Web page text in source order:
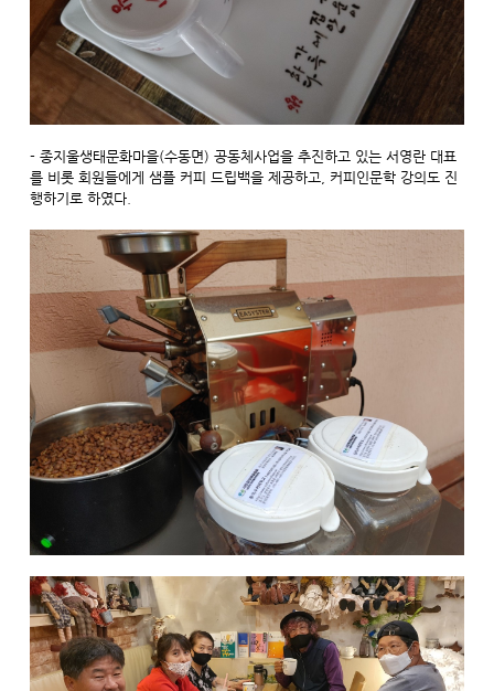
- 종지울생태문화마을(수동면) 공동체사업을 추진하고 있는 서영란 대표
를 비롯 회원들에게 샘플 커피 드립백을 제공하고, 커피인문학 강의도 진
행하기로 하였다.